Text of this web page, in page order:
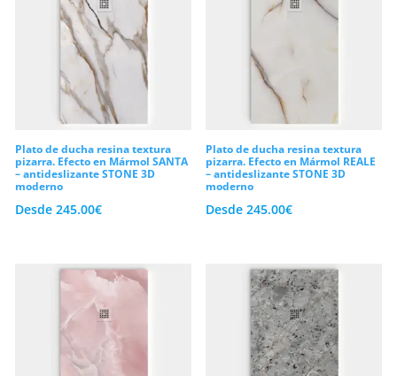
Plato de ducha resina textura
pizarra. Efecto en Mármol SANTA
– antideslizante STONE 3D
moderno
Desde 245.00€
Plato de ducha resina textura
pizarra. Efecto en Mármol REALE
– antideslizante STONE 3D
moderno
Desde245.00€